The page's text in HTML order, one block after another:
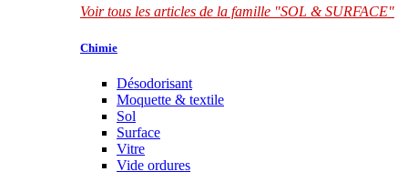
Voir tous les articles de la famille "SOL & SURFACE"
Chimie
Désodorisant
Moquette & textile
Sol
Surface
Vitre
Vide ordures